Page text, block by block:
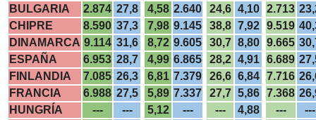
BULGARIA
2.874 27,8 4,58 2.640 24,6 4,10 2.713
CHIPRE
8.590 37,3 7,98 9.145 38,8 7,92 9.519
DINAMARCA 9.114 31,6 8,72 9.605 30,7 8,80 9.665
ESPAÑA
6.953 28,7 4,99 6.865 28,2 4,91 6.689
FINLANDIA
7.085 26,3 6,81 7.379 26,6 6,84 7.716
FRANCIA
6.988 27,5 5,89 7.337 27,7 5,86 7.368
HUNGRÍA
--- --- 5,12 --- --- 4,88 ---
---